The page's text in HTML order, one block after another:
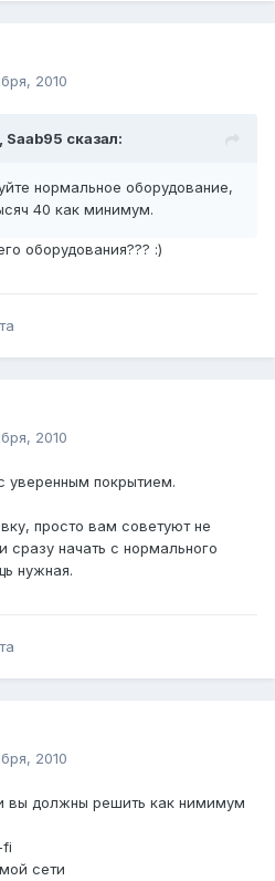
2010
сказал:
нормальное оборудование,
40 как минимум.
оборудования??? :)
2010
покрытием.
просто вам советуют не
сразу начать с нормального
нужная.
2010
вы должны решить как нимимум
fi
сети